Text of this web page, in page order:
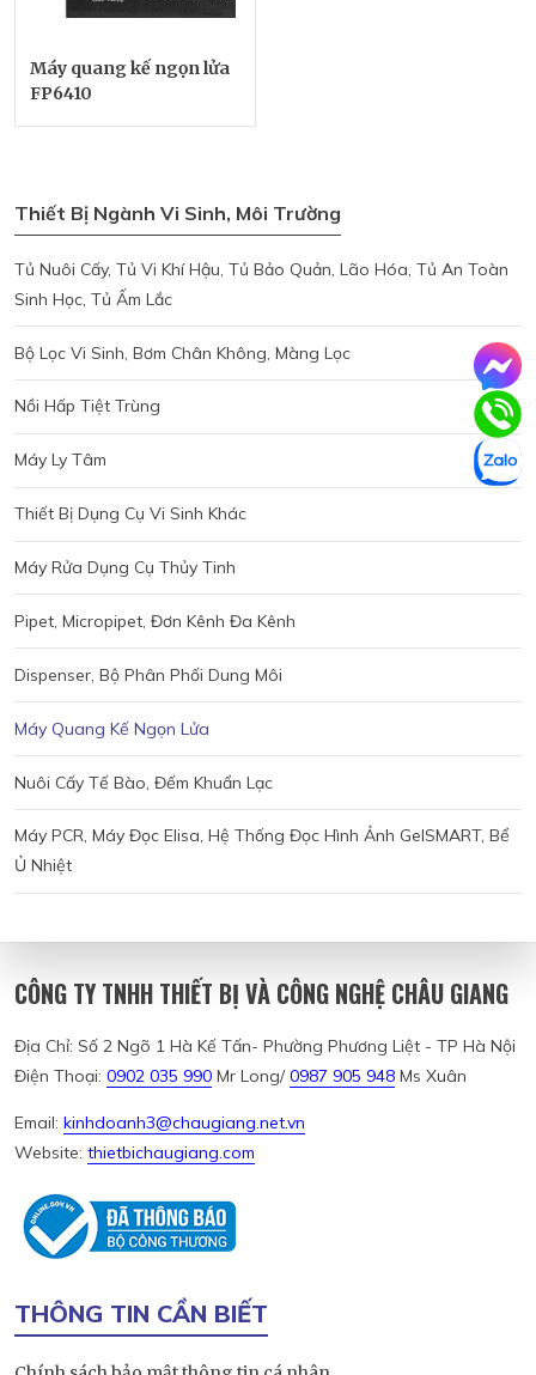
Máy quang kế ngọn lửa
FP6410
Thiết Bị Ngành Vi Sinh, Môi Trường
Tủ Nuôi Cấy, Tủ Vi Khí Hậu, Tủ Bảo Quản, Lão Hóa, Tủ An Toàn
Sinh Học, Tủ Ấm Lắc
Bộ Lọc Vi Sinh, Bơm Chân Không, Màng Lọc
Nồi Hấp Tiệt Trùng
Máy Ly Tâm
Thiết Bị Dụng Cụ Vi Sinh Khác
Máy Rửa Dụng Cụ Thủy Tinh
Pipet, Micropipet, Đơn Kênh Đa Kênh
Dispenser, Bộ Phân Phối Dung Môi
Máy Quang Kế Ngọn Lửa
Nuôi Cấy Tế Bào, Đếm Khuẩn Lạc
Máy PCR, Máy Đọc Elisa, Hệ Thống Đọc Hình Ảnh GelSMART, Bể
Ủ Nhiệt
CÔNG TY TNHH THIẾT BỊ VÀ CÔNG NGHỆ CHÂU GIANG
Địa Chỉ: Số 2 Ngõ 1 Hà Kế Tấn- Phường Phương Liệt - TP Hà Nội
Điện Thoại: 0902 035 990 Mr Long/0987 905 948 Ms Xuân
Email: kinhdoanh3@chaugiang.net.vn
Website: thietbichaugiang.com
THÔNG TIN CẦN BIẾT